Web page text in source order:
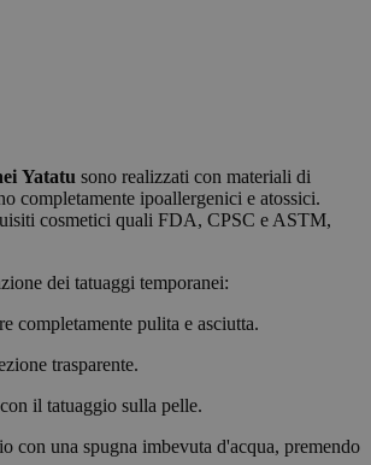
Yatatu sono realizzati con materiali di
completamente ipoallergenici e atossici.
cosmetici quali FDA, CPSC e ASTM,
dei tatuaggi temporanei:
completamente pulita e asciutta.
trasparente.
il tatuaggio sulla pelle.
con una spugna imbevuta d'acqua, premendo